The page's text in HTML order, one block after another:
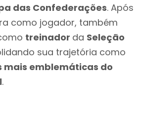
das Confederações. Após
como jogador, também
treinador da Seleção
sua trajetória como
mais emblemáticas do
.